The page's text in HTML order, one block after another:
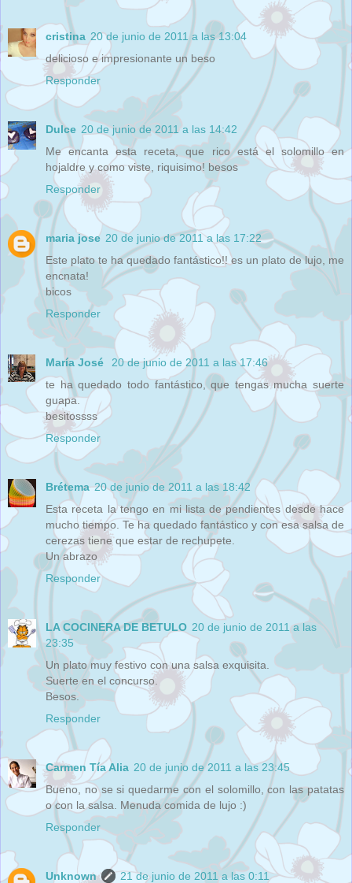
cristina 20 de junio de 2011 a las 13:04
delicioso e impresionante un beso
Responder
Dulce 20 de junio de 2011 a las 14:42
Me encanta esta receta, que rico está el solomillo en
hojaldre y como viste, riquisimo! besos
Responder
maria jose 20 de junio de 2011 a las 17:22
Este plato te ha quedado fantástico!! es un plato de lujo, me
encnata!
bicos
Responder
María José
20 de junio de 2011 a las 17:46
te ha quedado todo fantástico, que tengas mucha suerte
guapa.
besitossss
Responder
Brétema 20 de junio de 2011 a las 18:42
Esta receta la tengo en mi lista de pendientes desde hace
mucho tiempo. Te ha quedado fantástico y con esa salsa de
cerezas tiene que estar de rechupete.
Un abrazo
Responder
LA COCINERA DE BETULO 20 de junio de 2011 a las
23:35
Un plato muy festivo con una salsa exquisita.
Suerte en el concurso.
Besos.
Responder
Carmen Tía Alia 20 de junio de 2011 a las 23:45
Bueno, no se si quedarme con el solomillo, con las patatas
o con la salsa. Menuda comida de lujo :)
Responder
Unknown
21 de junio de 2011 a las 0:11